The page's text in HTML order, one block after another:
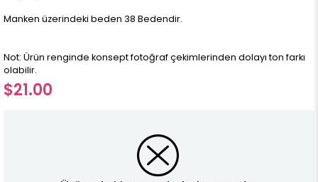
Manken üzerindeki beden 38 Bedendir.
Not: Ürün renginde konsept fotoğraf çekimlerinden dolayı ton farkı
olabilir.
$21.00